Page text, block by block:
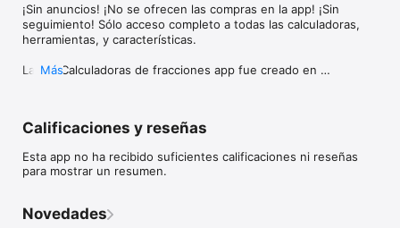
¡Sin anuncios! ¡No se ofrecen las compras en la app! ¡Sin
seguimiento! Sólo acceso completo a todas las calculadoras,
herramientas, y características.
La IOS Calculadoras de fracciones app fue creado en
en su app de matemáticas favorita.
Más
Calificaciones y reseñas
Esta app no ha recibido suficientes calificaciones ni reseñas
para mostrar un resumen.
Novedades